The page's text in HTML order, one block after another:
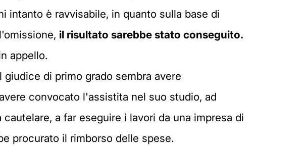
intanto è ravvisabile, in quanto sulla base di
il risultato sarebbe stato conseguito.
appello.
giudice di primo grado sembra avere
convocato l'assistita nel suo studio, ad
a far eseguire i lavori da una impresa di
procurato il rimborso delle spese.